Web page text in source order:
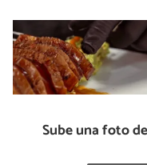
Sube una foto de